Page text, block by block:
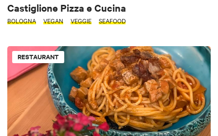
Castiglione Pizza e Cucina
BOLOGNA VEGAN VEGGIE SEAFOOD
RESTAURANT